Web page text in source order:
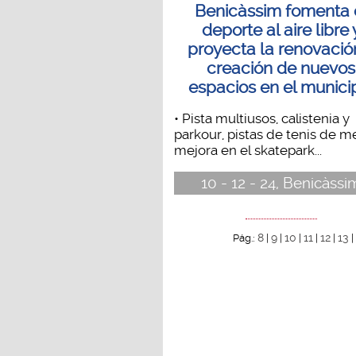
Benicàssim fomenta
deporte al aire libre
proyecta la
creación de nuevos
espacios en el
• Pista multiusos, calistenia y
parkour, pistas de tenis de
mejora en el skatepark...
10 - 12 - 24,
Pág.: 8| 9| 10 11| 12| 13